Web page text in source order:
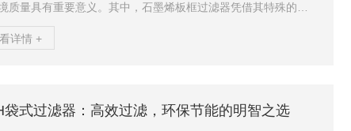
质量具有重要意义。其中，石墨烯板框过滤器凭借其特殊的材
入探讨石墨烯板框过滤器的作用，揭示其在多个领域中的广泛应
密度而著称。当这种材料被应用于板框过滤器中时，便赋予了
详情 +
袋式过滤器：高效过滤，环保节能的明智之选